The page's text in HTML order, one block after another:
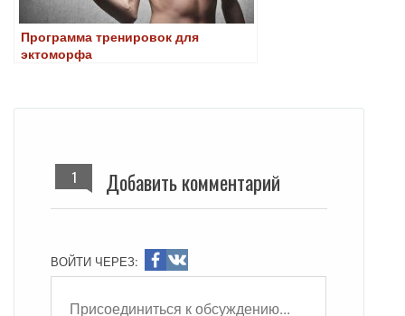
Программа тренировок для
эктоморфа
1 Добавить комментарий
ВОЙТИ ЧЕРЕЗ: